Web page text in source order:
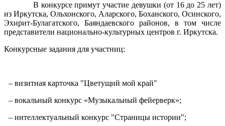
В конкурсе примут участие девушки (от 16 до 25 лет)
из Иркутска, Ольхонского, Аларского, Боханского, Осинского,
Эхирит-Булагатского, Баяндаевского районов, в том числе
представители национально-культурных центров г. Иркутска.
Конкурсные задания для участниц:
– визитная карточка "Цветущий мой край"
– вокальный конкурс «Музыкальный фейерверк»;
– интеллектуальный конкурс "Страницы истории";